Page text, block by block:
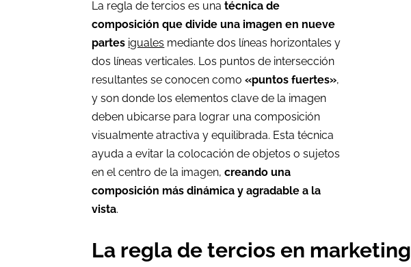
La regla de tercios es unatécnica de
composición que divide una imagen en nueve
partes iguales mediante dos líneas horizontales y
dos líneas verticales. Los puntos de intersección
resultantes se conocen como«puntos fuertes»,
y son donde los elementos clave de la imagen
deben ubicarse para lograr una composición
visualmente atractiva y equilibrada. Esta técnica
ayuda a evitar la colocación de objetos o sujetos
en el centro de la imagen,creando una
composición más dinámica y agradable a la
vista.
La regla de tercios en marketing